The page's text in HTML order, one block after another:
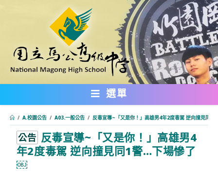
內
選單
/ A.校園公告 / A03.一般公告 / 反毒宣導~「又是你！」高雄男4年2度毒駕 逆向撞見同1
公告 反毒宣導~「又是你！」高雄男4
年2度毒駕 逆向撞見同1警…下場慘了
￼